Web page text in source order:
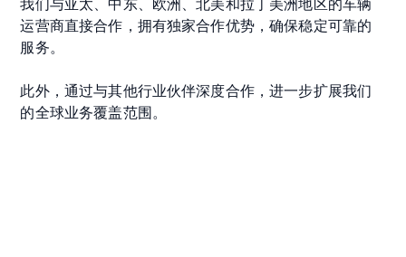
我们与亚太、中东、欧洲、北美和拉丁美洲地区的车辆
运营商直接合作，拥有独家合作优势，确保稳定可靠的
服务。
此外，通过与其他行业伙伴深度合作，进一步扩展我们
的全球业务覆盖范围。